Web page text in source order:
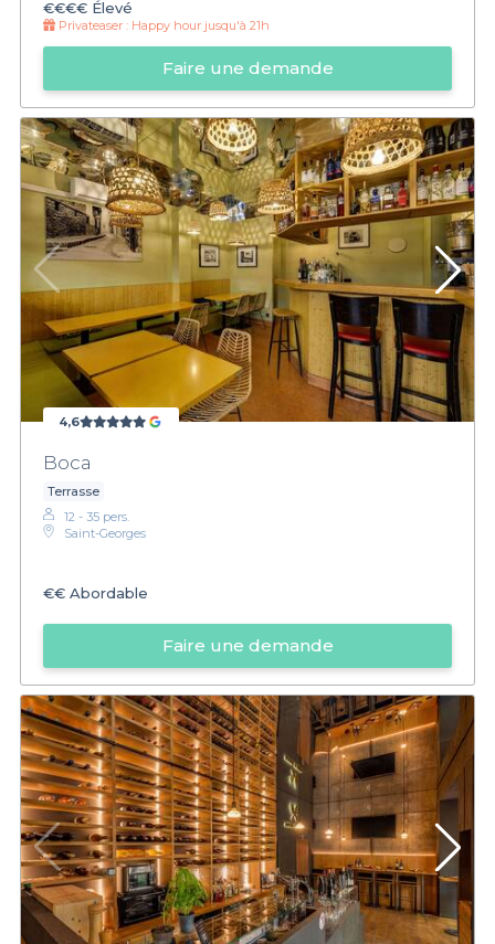
€€€€ Élevé
Privateaser : Happy hour jusqu'à 21h
Faire une demande
4,6
Boca
Terrasse
12 - 35 pers.
Saint-Georges
€€ Abordable
Faire une demande